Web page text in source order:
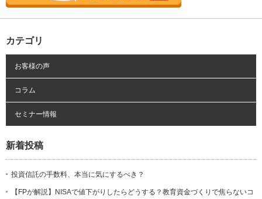
カテゴリ
お客様の声
コラム
セミナー情報
新着投稿
投資信託の手数料、本当に気にするべき？
【FPが解説】NISAで値下がりしたらどうする？教育資金づくりで焦らないコ